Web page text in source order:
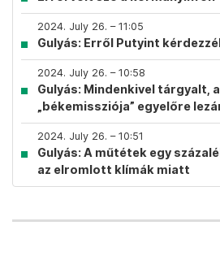
2024. July 26. – 11:05
Gulyás: Erről Putyint
2024. July 26. – 10:58
Gulyás: Mindenkivel tárgyalt,
„békemissziója” egyelőre
2024. July 26. – 10:51
Gulyás: A műtétek egy
az elromlott klímák miatt